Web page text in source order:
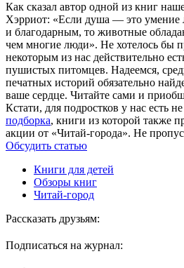
Как сказал автор одной из книг
Хэрриот: «Если душа — это
и благодарным, то животные
чем многие люди». Не хотелось бы
некоторым из нас действительно
пушистых питомцев. Надеемся,
печатных историй обязательно
ваше сердце. Читайте сами и
Кстати, для подростков у нас есть
подборка, книги из которой также
акции от «Читай-города». Не
Обсудить статью
Книги для детей
Обзоры книг
Читай-город
Рассказать друзьям:
Подписаться на журнал: